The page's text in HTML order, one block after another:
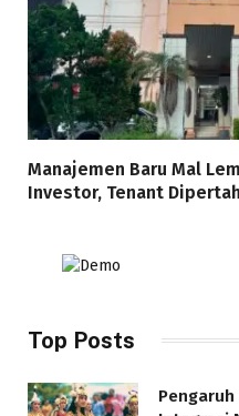
Manajemen Baru Mal
Investor, Tenant
Top Posts
Pengaruh